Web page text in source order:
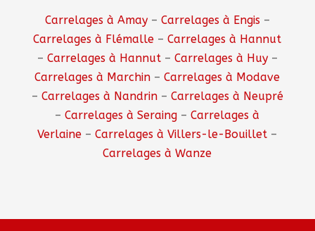
Carrelages à Amay– Carrelages à Engis –
Carrelages à Flémalle –Carrelages à Hannut
– Carrelages à Hannut– Carrelages à Huy –
Carrelages à Marchin –Carrelages à Modave
– Carrelages à Nandrin– Carrelages à Neupré
–Carrelages à Seraing –Carrelages à
Verlaine –Carrelages à Villers-le-Bouillet –
Carrelages à Wanze